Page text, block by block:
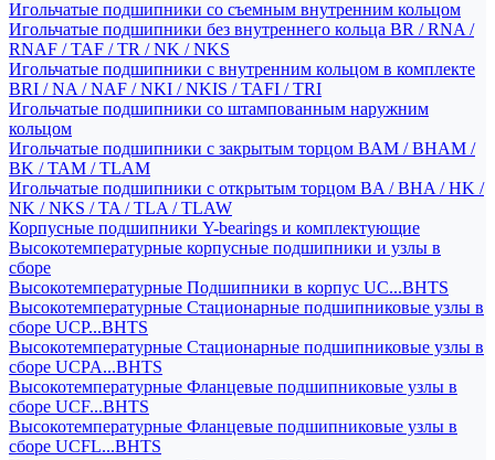
Игольчатые подшипники со съемным внутренним кольцом
Игольчатые подшипники без внутреннего кольца BR / RNA /
RNAF / TAF / TR / NK / NKS
Игольчатые подшипники с внутренним кольцом в комплекте
BRI / NA / NAF / NKI / NKIS / TAFI / TRI
Игольчатые подшипники со штампованным наружним
кольцом
Игольчатые подшипники с закрытым торцом BAM / BHAM /
BK / TAM / TLAM
Игольчатые подшипники с открытым торцом BA / BHA / HK /
NK / NKS / TA / TLA / TLAW
Корпусные подшипники Y-bearings и комплектующие
Высокотемпературные корпусные подшипники и узлы в
сборе
Высокотемпературные Подшипники в корпус UC...BHTS
Высокотемпературные Стационарные подшипниковые узлы в
сборе UCP...BHTS
Высокотемпературные Стационарные подшипниковые узлы в
сборе UCPA...BHTS
Высокотемпературные Фланцевые подшипниковые узлы в
сборе UCF...BHTS
Высокотемпературные Фланцевые подшипниковые узлы в
сборе UCFL...BHTS